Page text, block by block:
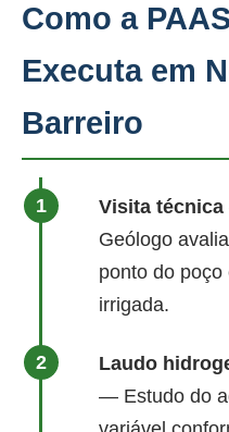
Como a
Executa em
Barreiro
Visita técnica
Geólogo
ponto do poço
irrigada.
Laudo
— Estudo do